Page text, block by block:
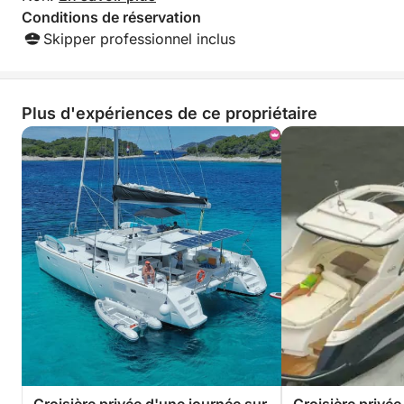
façon ? La Méditerranée vous attend.
Conditions de réservation
Skipper professionnel inclus
Plus d'expériences de ce propriétaire